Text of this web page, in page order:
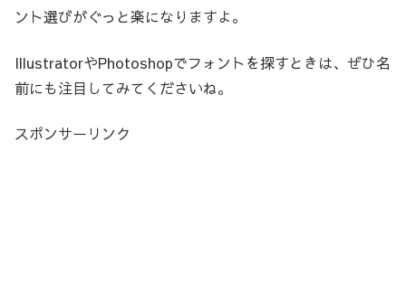
ント選びがぐっと楽になりますよ。
IllustratorやPhotoshopでフォントを探すときは、ぜひ名
前にも注目してみてくださいね。
スポンサーリンク